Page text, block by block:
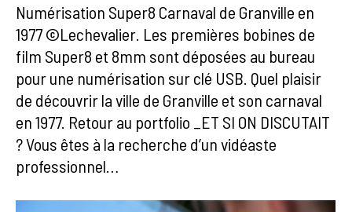
Numérisation Super8 Carnaval de Granville en
1977 ©Lechevalier. Les premières bobines de
film Super8 et 8mm sont déposées au bureau
pour une numérisation sur clé USB. Quel plaisir
de découvrir la ville de Granville et son carnaval
en 1977. Retour au portfolio _ET SI ON DISCUTAIT
? Vous êtes à la recherche d’un vidéaste
professionnel…